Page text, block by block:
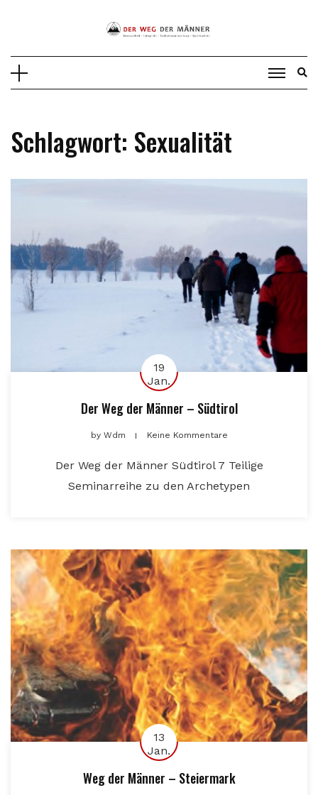
Schlagwort: Sexualität
19
Jan.
Der Weg der Männer – Südtirol
byWdm Keine Kommentare
Der Weg der Männer Südtirol 7 Teilige
Seminarreihe zu den Archetypen
13
Jan.
Weg der Männer – Steiermark